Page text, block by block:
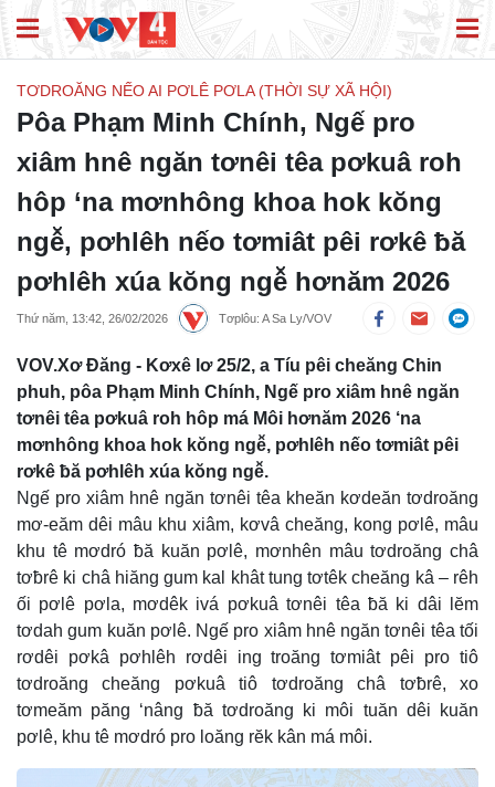
TƠDROĂNG NẾO AI PƠLÊ PƠLA (THỜI SỰ XÃ HỘI)
Pôa Phạm Minh Chính, Ngế pro
xiâm hnê ngăn tơnêi têa pơkuâ roh
hôp ‘na mơnhông khoa hok kŏng
ngê̆, pơhlêh nếo tơmiât pêi rơkê ƀă
pơhlêh xúa kŏng ngê̆ hơnăm 2026
Thứ năm, 13:42, 26/02/2026 Tơplôu: A Sa Ly/VOV
VOV.Xơ Đăng - Kơxê lơ 25/2, a Tíu pêi cheăng Chin
phuh, pôa Phạm Minh Chính, Ngế pro xiâm hnê ngăn
tơnêi têa pơkuâ roh hôp má Môi hơnăm 2026 ‘na
mơnhông khoa hok kŏng ngê̆, pơhlêh nếo tơmiât pêi
rơkê ƀă pơhlêh xúa kŏng ngê̆.
Ngế pro xiâm hnê ngăn tơnêi têa kheăn kơdeăn tơdroăng
mơ-eăm dêi mâu khu xiâm, kơvâ cheăng, kong pơlê, mâu
khu tê mơdró ƀă kuăn pơlê, mơnhên mâu tơdroăng châ
tơƀrê ki châ hiăng gum kal khât tung tơtêk cheăng kâ – rêh
ối pơlê pơla, mơdêk ivá pơkuâ tơnêi têa ƀă ki dâi lĕm
tơdah gum kuăn pơlê. Ngế pro xiâm hnê ngăn tơnêi têa tối
rơdêi pơkâ pơhlêh rơdêi ing troăng tơmiât pêi pro tiô
tơdroăng cheăng pơkuâ tiô tơdroăng châ tơƀrê, xo
tơmeăm păng ‘nâng ƀă tơdroăng ki môi tuăn dêi kuăn
pơlê, khu tê mơdró pro loăng rĕk kân má môi.